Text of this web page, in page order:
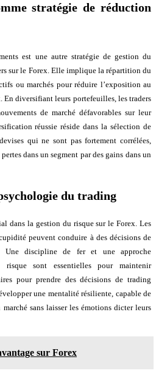
stratégie de réduction
est une autre stratégie de gestion du
sur le Forex. Elle implique la répartition du
ou marchés pour réduire l’exposition au
En diversifiant leurs portefeuilles, les traders
de marché défavorables sur leur
réussie réside dans la sélection de
qui ne sont pas fortement corrélées,
dans un segment par des gains dans un
du trading
dans la gestion du risque sur le Forex. Les
peuvent conduire à des décisions de
Une discipline de fer et une approche
sont essentielles pour maintenir
pour prendre des décisions de trading
une mentalité résiliente, capable de
sans laisser les émotions dicter leurs
sur Forex